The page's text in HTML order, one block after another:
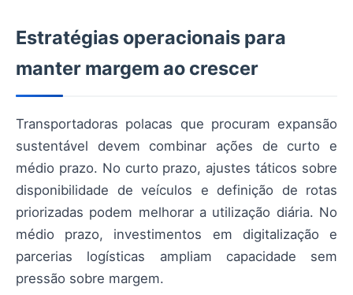
Estratégias operacionais para
manter margem ao crescer
Transportadoras polacas que procuram expansão
sustentável devem combinar ações de curto e
médio prazo. No curto prazo, ajustes táticos sobre
disponibilidade de veículos e definição de rotas
priorizadas podem melhorar a utilização diária. No
médio prazo, investimentos em digitalização e
parcerias logísticas ampliam capacidade sem
pressão sobre margem.